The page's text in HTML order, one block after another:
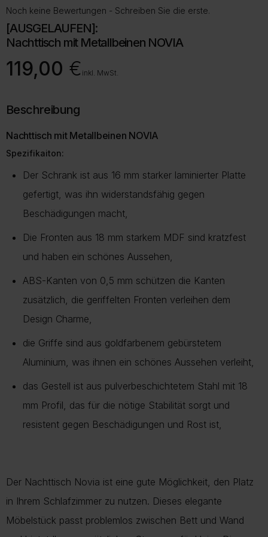
Noch keine Bewertungen - Schreiben Sie die erste.
[AUSGELAUFEN]:
Nachttisch mit Metallbeinen NOVIA
119,00 € inkl. MwSt.
Beschreibung
Nachttisch mit Metallbeinen NOVIA
Spezifikaiton:
Der Schrank ist aus 16 mm starker laminierter Platte
gefertigt, was ihn widerstandsfähig gegen
Beschädigungen macht,
Die Fronten aus 18 mm starkem MDF sind kratzfest
und haben ein schönes Aussehen,
ABS-Kanten von 0,5 mm schützen die Kanten
zusätzlich, die geriffelten Fronten verleihen dem
Design Charme,
die Griffe sind aus goldfarbenem gebürstetem
Aluminium, was ihnen ein schönes Aussehen verleiht,
das Gestell ist aus pulverbeschichtetem Stahl mit 18
mm Profil, das für die nötige Stabilität sorgt und
resistent gegen Beschädigungen und Rost ist,
Der Nachttisch Novia ist eine gute Möglichkeit, den Platz
in Ihrem Schlafzimmer zu nutzen. Dieses elegante
Möbelstück passt problemlos zwischen Bett und Wand